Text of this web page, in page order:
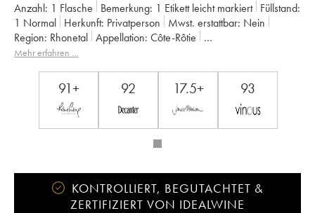
Anzahl: 1 Flasche Bemerkung: 1 Etikett leicht markiert Füllstand:
1 Normal Herkunft: privatperson Mwst. erstattbar:
nein
Region:
Rhonetal Appellation:
Côte-Rôtie
Eigentümer:
Clusel-Roch
Mehr erfahren …
91+ 92 17.5+ 93
KONTROLLIERT, BEGUTACHTET &
ZERTIFIZIERT VON IDEALWINE